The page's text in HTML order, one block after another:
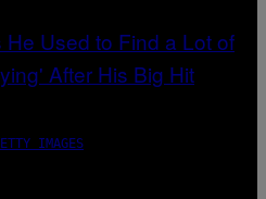
IMAGES